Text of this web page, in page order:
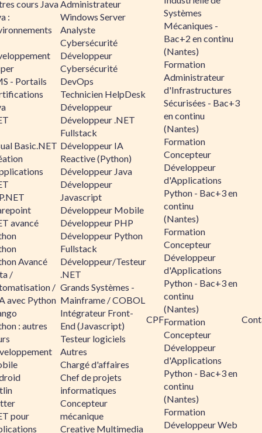
cours Java
:
- Portails
Basic.NET
avancé
Avancé
/
/
avec Python
: autres
pour
Administrateur
Windows Server
Analyste
Cybersécurité
Développeur
Cybersécurité
DevOps
Technicien HelpDesk
Développeur
Développeur .NET
Fullstack
Développeur IA
Reactive (Python)
Développeur Java
Développeur
Javascript
Développeur Mobile
Développeur PHP
Développeur Python
Fullstack
Développeur/Testeur
.NET
Grands Systèmes -
Mainframe / COBOL
Intégrateur Front-
End (Javascript)
Testeur logiciels
Autres
Chargé d'affaires
Chef de projets
informatiques
Concepteur
mécanique
Creative Multimedia
CPF
Systèmes
Mécaniques -
Bac+2 en continu
(Nantes)
Formation
Administrateur
d'Infrastructures
Sécurisées - Bac+3
en continu
(Nantes)
Formation
Concepteur
Développeur
d'Applications
Python - Bac+3 en
continu
(Nantes)
Formation
Concepteur
Développeur
d'Applications
Python - Bac+3 en
continu
(Nantes)
Formation
Concepteur
Développeur
d'Applications
Python - Bac+3 en
continu
(Nantes)
Formation
Développeur Web